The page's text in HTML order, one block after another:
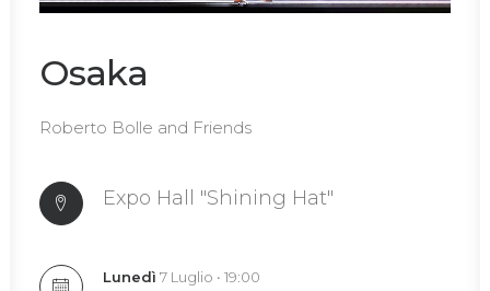
Osaka
Roberto Bolle and Friends
Expo Hall "Shining Hat"
Lunedì 7 Luglio • 19:00